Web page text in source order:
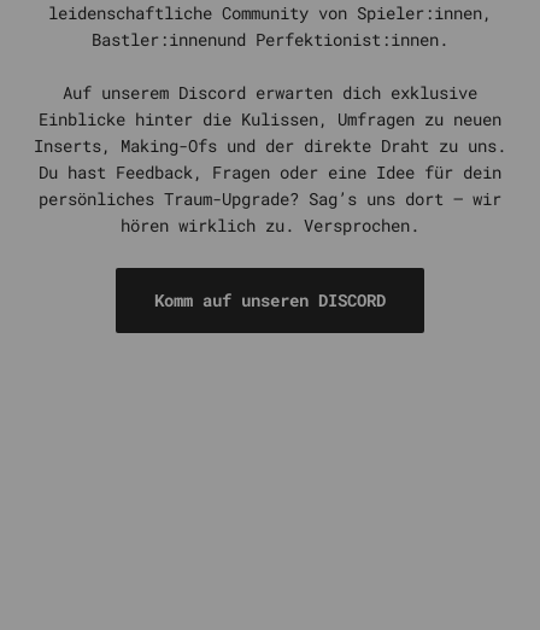
leidenschaftliche Community von Spieler:innen,
Bastler:innenund Perfektionist:innen.
Auf unserem Discord erwarten dich exklusive
Einblicke hinter die Kulissen, Umfragen zu neuen
Inserts, Making-Ofs und der direkte Draht zu uns.
Du hast Feedback, Fragen oder eine Idee für dein
persönliches Traum-Upgrade? Sag’s uns dort – wir
hören wirklich zu. Versprochen.
Komm auf unseren DISCORD